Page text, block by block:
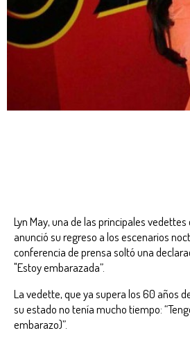
Lyn May, una de las principales
anunció su regreso a los escenarios
conferencia de prensa soltó una
"Estoy embarazada”.
La vedette, que ya supera los 60 años
su estado no tenía mucho tiempo:
embarazo)”.